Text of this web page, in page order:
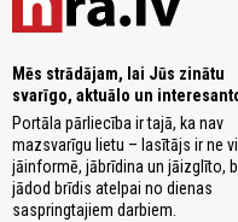
Mēs strādājam, lai Jūs zinātu
svarīgo, aktuālo un
Portāla pārliecība ir tajā, ka nav
mazsvarīgu lietu – lasītājs ir ne
jāinformē, jābrīdina un jāizglīto,
jādod brīdis atelpai no dienas
saspringtajiem darbiem.